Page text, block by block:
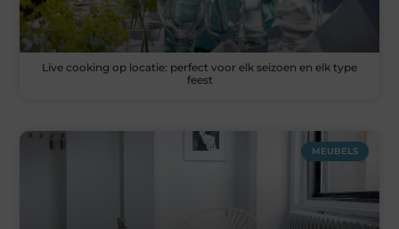
Live cooking op locatie: perfect voor elk seizoen en elk type
feest
MEUBELS